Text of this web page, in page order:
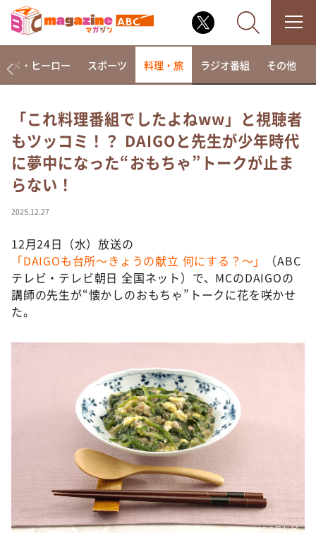
なるみ・岡村の過ぎるTV
相席食堂
これ余談なんですけど・・・
～人生密着トークバラエティ！～ やすとものいたっ
て真剣です
探偵！ナイトスクープ
news おかえり
河合＆A.B.C-Z塚田×福井アナ「なんでやねん！？」
（news おかえり）
本日はダイアンなり！シーズン２
朝だ！生です旅サラダ
教えて！ニュースライブ 正義のミカタ
ＬＩＦＥ～夢のカタチ～
新婚さんいらっしゃい！
ポツンと一軒家
ザキ山小屋本館
ぺこぱのまるスポ
メ・ヒーロー スポーツ 料理・旅 ラジオ番組 その他
「これ料理番組でしたよねww」と視聴者
もツッコミ！？ DAIGOと先生が少年時代
に夢中になった“おもちゃ”トークが止ま
らない！
2025.12.27
12月24日（水）放送の
「DAIGOも台所～きょうの献立 何にする？～」
（ABC
テレビ・テレビ朝日 全国ネット）で、MCのDAIGOの
講師の先生が“懐かしのおもちゃ”トークに花を咲かせ
た。
©ABCテレビ